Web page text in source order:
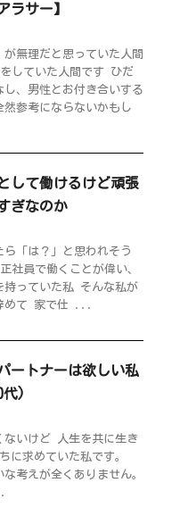
ラサー】
無理だと思っていた人間
していた人間です ひだ
、男性とお付き合いする
然参考にならないかもし
して働けるけど頑張
ぎなのか
「は？」と思われそう
員で働くことが偉い、
持っていた私 そんな私が
めて 家で仕 ...
ートナーは欲しい私
代)
ないけど 人生を共に生き
に求めていた私です。
考えが全くありません。